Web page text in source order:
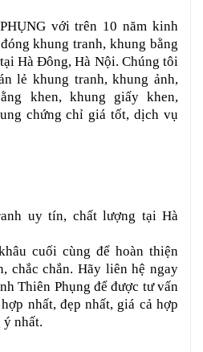
với trên 10 năm kinh
khung tranh, khung bằng
Hà Đông, Hà Nội. Chúng tôi
lẻ khung tranh, khung ảnh,
khen, khung giấy khen,
chứng chỉ giá tốt, dịch vụ
uy tín, chất lượng tại Hà
cuối cùng để hoàn thiện
chắc chắn. Hãy liên hệ ngay
Thiên Phụng để được tư vấn
nhất, đẹp nhất, giá cả hợp
ý nhất.